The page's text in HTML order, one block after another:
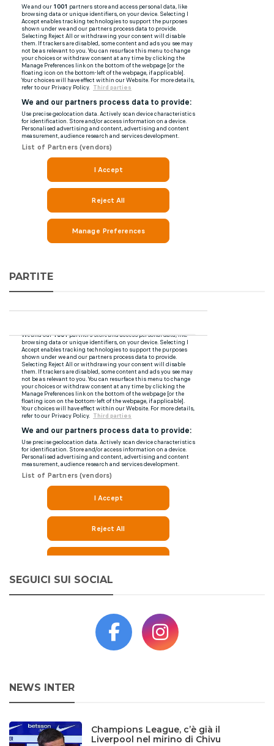
PARTITE
SEGUICI SUI SOCIAL
NEWS INTER
Champions League, c’è già il
Liverpool nel mirino di Chivu